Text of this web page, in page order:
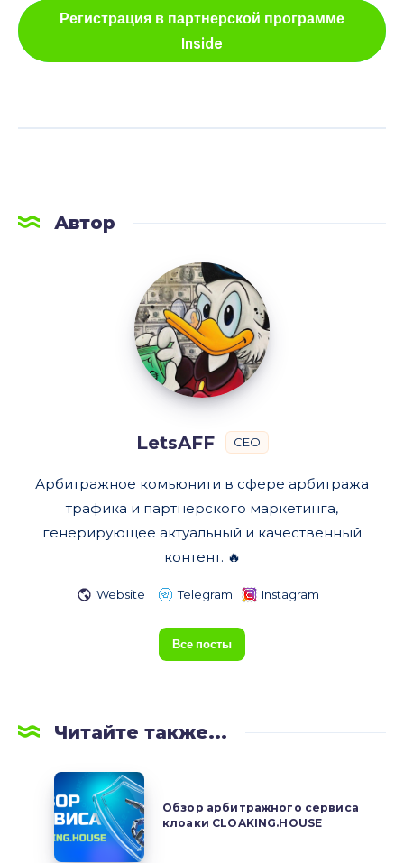
Регистрация в партнерской программе
Inside
Автор
LetsAFF
LetsAFF CEO
Арбитражное комьюнити в сфере арбитража
трафика и партнерского маркетинга,
генерирующее актуальный и качественный
контент. 🔥
Website Telegram Instagram
Все посты
Читайте также...
Обзор
арбитражного
сервиса
Обзор арбитражного сервиса
клоаки CLOAKING.HOUSE